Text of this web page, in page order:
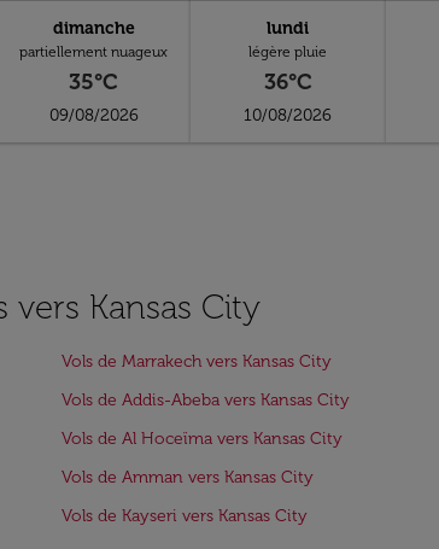
dimanche
partiellement nuageux
35°C
09/08/2026
lundi
légère pluie
36°C
10/08/2026
vers Kansas City
Vols de Marrakech vers Kansas City
Vols de Addis-Abeba vers Kansas City
Vols de Al Hoceïma vers Kansas City
Vols de Amman vers Kansas City
Vols de Kayseri vers Kansas City